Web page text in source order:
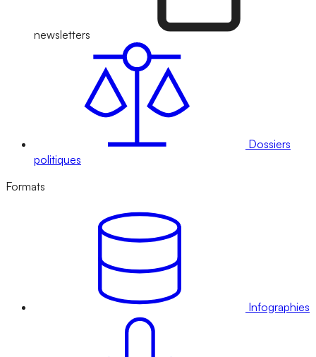
newsletters
Dossiers
politiques
Formats
Infographies